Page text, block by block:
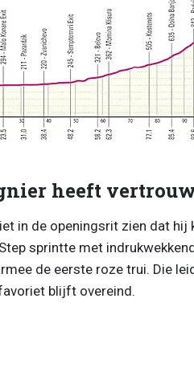
heeft
in de openingsrit zien dat hij
sprintte met
de eerste roze trui. Die
blijft overeind.